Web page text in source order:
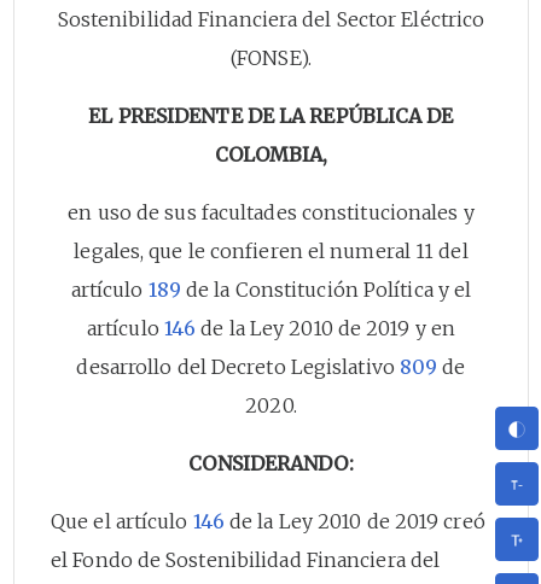
Sostenibilidad Financiera del Sector Eléctrico
(FONSE).
EL PRESIDENTE DE LA REPÚBLICA DE
COLOMBIA,
en uso de sus facultades constitucionales y
legales, que le confieren el numeral 11 del
artículo 189 de la Constitución Política y el
artículo 146 de la Ley 2010 de 2019 y en
desarrollo del Decreto Legislativo 809 de
2020.
CONSIDERANDO:
Que el artículo 146 de la Ley 2010 de 2019 creó
el Fondo de Sostenibilidad Financiera del